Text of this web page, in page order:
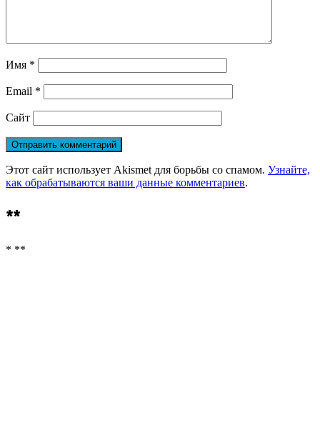
Имя *
Email *
Сайт
Этот сайт использует Akismet для борьбы со спамом. Узнайте,
как обрабатываются ваши данные комментариев.
**
* **